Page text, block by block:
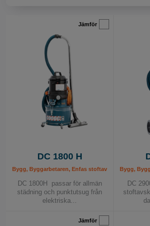
Detta är vad vi kallarEfficient
Machines– minimalt stillestånd,
Låg TCO och snabb ROI
När vi utvecklar våra produkter står
säkerhetalltid i fokus. Våra
att hålla länge, ofta över ett
konstruktion och komponenter av
De är designade för att prestera i
som byggbranschen, där
avgörande.
Jämför
DC 1800 H
Bygg, Byggarbetaren, Enfas stoftavskiljare,
DC 1800H passar för allmän
städning och punktutsug från
elektriska...
Bygg,
DC
Jämför